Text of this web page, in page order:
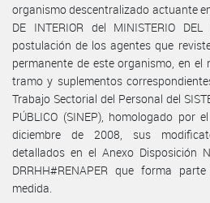
organismo descentralizado actuante
DE INTERIOR del MINISTERIO
postulación de los agentes que
permanente de este organismo, en el
tramo y suplementos
Trabajo Sectorial del Personal del
PÚBLICO (SINEP), homologado por
diciembre de 2008, sus
detallados en el Anexo Disposición
DRRHH#RENAPER que forma
medida.